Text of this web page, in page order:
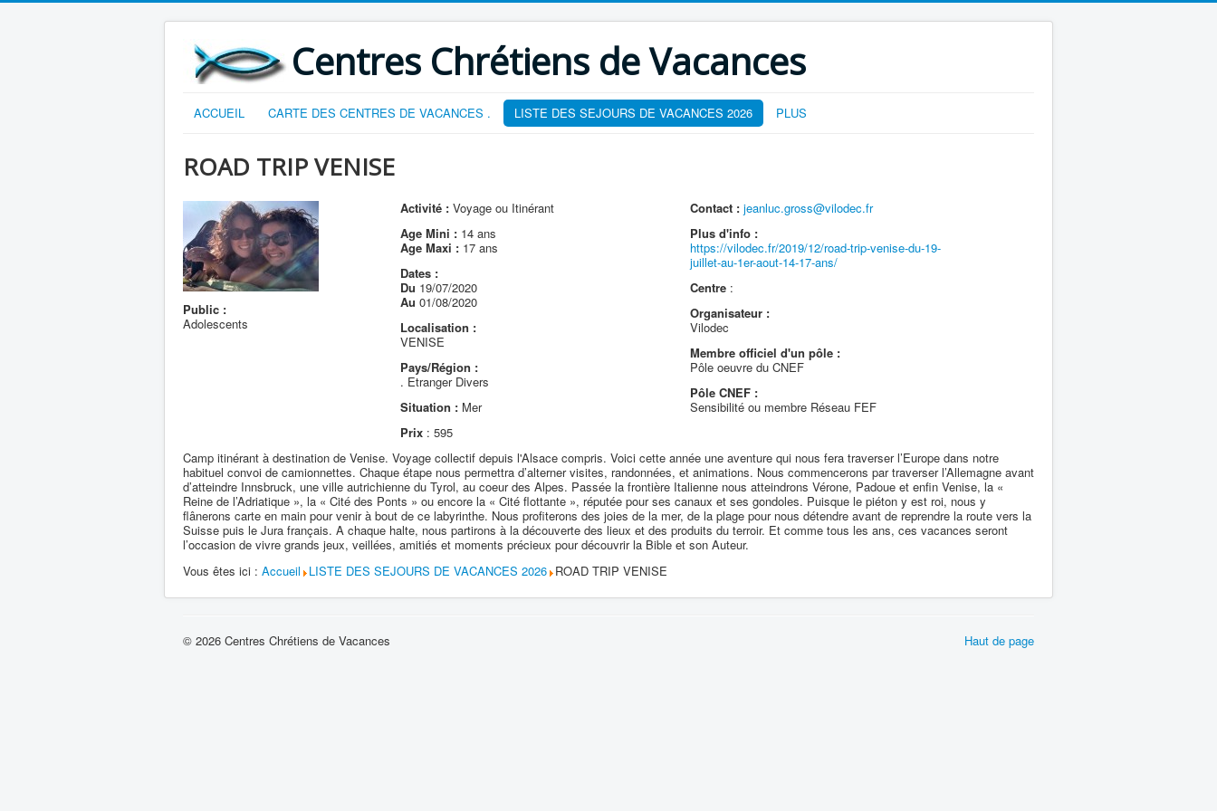
Centres Chrétiens de Vacances
ACCUEIL CARTE DES CENTRES DE VACANCES . LISTE DES SEJOURS DE VACANCES 2026 PLUS
ROAD TRIP VENISE
Public :
Adolescents
Activité : Voyage ou Itinérant
Age Mini : 14 ans
Age Maxi : 17 ans
Dates :
Du 19/07/2020
Au 01/08/2020
Localisation :
VENISE
Pays/Région :
. Etranger Divers
Situation : Mer
Prix : 595
Contact : jeanluc.gross@vilodec.fr
Plus d'info :
https://vilodec.fr/2019/12/road-trip-venise-du-19-
juillet-au-1er-aout-14-17-ans/
Centre :
Organisateur :
Vilodec
Membre officiel d'un pôle :
Pôle oeuvre du CNEF
Pôle CNEF :
Sensibilité ou membre Réseau FEF
Camp itinérant à destination de Venise. Voyage collectif depuis l'Alsace compris. Voici cette année une aventure qui nous fera traverser l’Europe dans notre
habituel convoi de camionnettes. Chaque étape nous permettra d’alterner visites, randonnées, et animations. Nous commencerons par traverser l’Allemagne avant
d’atteindre Innsbruck, une ville autrichienne du Tyrol, au coeur des Alpes. Passée la frontière Italienne nous atteindrons Vérone, Padoue et enfin Venise, la «
Reine de l’Adriatique », la « Cité des Ponts » ou encore la « Cité flottante », réputée pour ses canaux et ses gondoles. Puisque le piéton y est roi, nous y
flânerons carte en main pour venir à bout de ce labyrinthe. Nous profiterons des joies de la mer, de la plage pour nous détendre avant de reprendre la route vers la
Suisse puis le Jura français. A chaque halte, nous partirons à la découverte des lieux et des produits du terroir. Et comme tous les ans, ces vacances seront
l’occasion de vivre grands jeux, veillées, amitiés et moments précieux pour découvrir la Bible et son Auteur.
Vous êtes ici : Accueil LISTE DES SEJOURS DE VACANCES 2026 ROAD TRIP VENISE
Haut de page
© 2026 Centres Chrétiens de Vacances